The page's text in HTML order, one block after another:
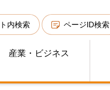
内検索 ページID検索
産業・ビジネス